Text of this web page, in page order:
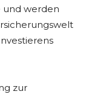
und werden
zur